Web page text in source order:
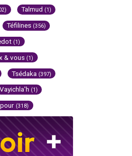
Talmud (1)
Téfilines (356)
(1)
& vous (1)
Tsédaka (397)
Vayichla'h (1)
(318)